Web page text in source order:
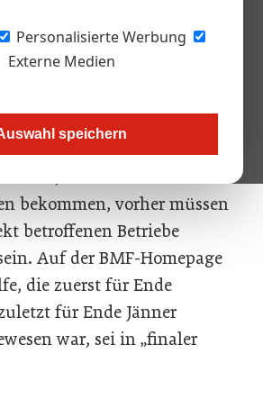
Personalisierte Werbung
Externe Medien
speichern
hat dieÖGZdie Situation der
beleuchtet. Betroffen sind
die seit Monaten auf
warten. Vorerst ist
offen, wann sie ihre
bekommen, vorher müssen
betroffenen Betriebe
Auf der BMF-Homepage
die zuerst für Ende
für Ende Jänner
war, sei in „finaler